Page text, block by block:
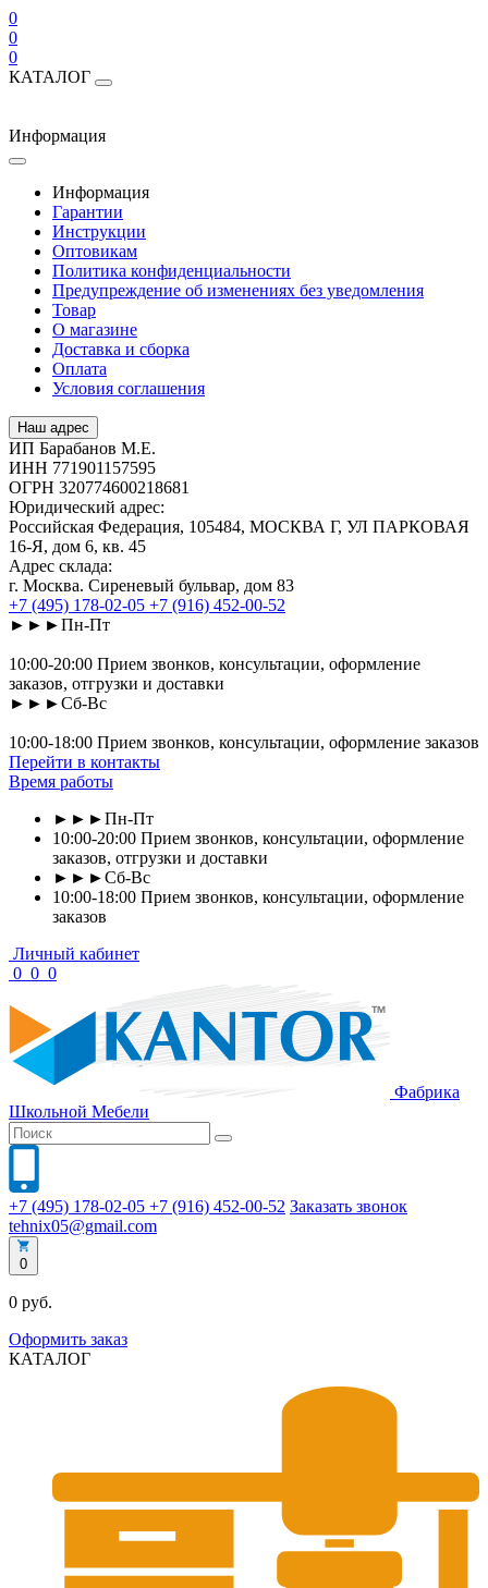
0
0
0
КАТАЛОГ
Информация
Информация
Гарантии
Инструкции
Оптовикам
Политика конфиденциальности
Предупреждение об изменениях без уведомления
Товар
О магазине
Доставка и сборка
Оплата
Условия соглашения
Наш адрес
ИП Барабанов М.Е.
ИНН 771901157595
ОГРН 320774600218681
Юридический адрес:
Российская Федерация, 105484, МОСКВА Г, УЛ ПАРКОВАЯ
16-Я, дом 6, кв. 45
Адрес склада:
г. Москва. Сиреневый бульвар, дом 83
+7 (495) 178-02-05 +7 (916) 452-00-52
►►►Пн-Пт
10:00-20:00 Прием звонков, консультации, оформление
заказов, отгрузки и доставки
►►►Сб-Вс
10:00-18:00 Прием звонков, консультации, оформление заказов
Перейти в контакты
Время работы
►►►Пн-Пт
10:00-20:00 Прием звонков, консультации, оформление
заказов, отгрузки и доставки
►►►Сб-Вс
10:00-18:00 Прием звонков, консультации, оформление
заказов
Личный кабинет
0 0 0
Фабрика
Школьной Мебели
+7 (495) 178-02-05 +7 (916) 452-00-52 Заказать звонок
tehnix05@gmail.com
0
0 руб.
Оформить заказ
КАТАЛОГ